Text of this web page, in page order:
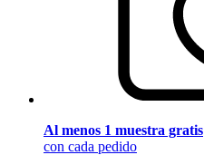
Al menos 1 muestra gratis
con cada pedido